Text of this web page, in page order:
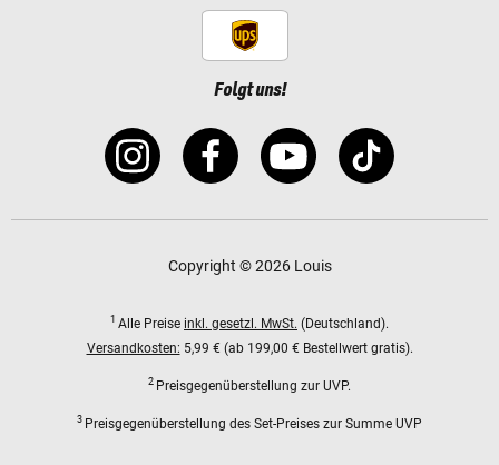
Folgt uns!
Copyright © 2026 Louis
1 Alle Preise inkl. gesetzl. MwSt. (Deutschland).
Versandkosten: 5,99 € (ab 199,00 € Bestellwert gratis).
2 Preisgegenüberstellung zur UVP.
3 Preisgegenüberstellung des Set-Preises zur Summe UVP